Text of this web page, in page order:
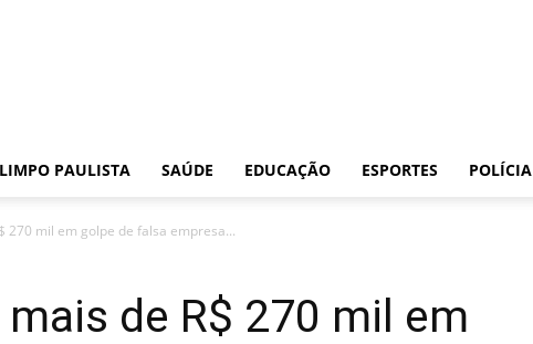
PAULISTA SAÚDE EDUCAÇÃO ESPORTES POLÍCIA
270 mil em golpe de falsa empresa...
de R$ 270 mil em